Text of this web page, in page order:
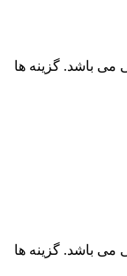
می باشد. گزینه ها
می باشد. گزینه ها